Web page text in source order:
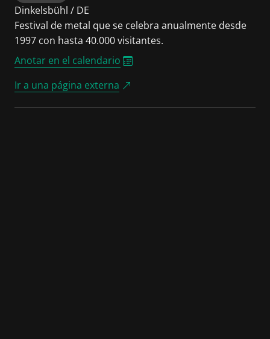
Dinkelsbühl / DE
Festival de metal que se celebra anualmente desde
1997 con hasta 40.000 visitantes.
Anotar en el calendario
Ir a una página externa